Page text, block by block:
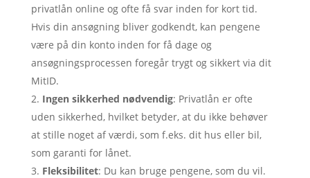
privatlån online og ofte få svar inden for kort tid.
Hvis din ansøgning bliver godkendt, kan pengene
være på din konto inden for få dage og
ansøgningsprocessen foregår trygt og sikkert via dit
MitID.
Ingen sikkerhed nødvendig: Privatlån er ofte
uden sikkerhed, hvilket betyder, at du ikke behøver
at stille noget af værdi, som f.eks. dit hus eller bil,
som garanti for lånet.
Fleksibilitet: Du kan bruge pengene, som du vil.